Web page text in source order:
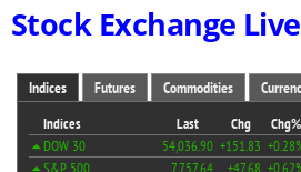
Stock Exchange Live